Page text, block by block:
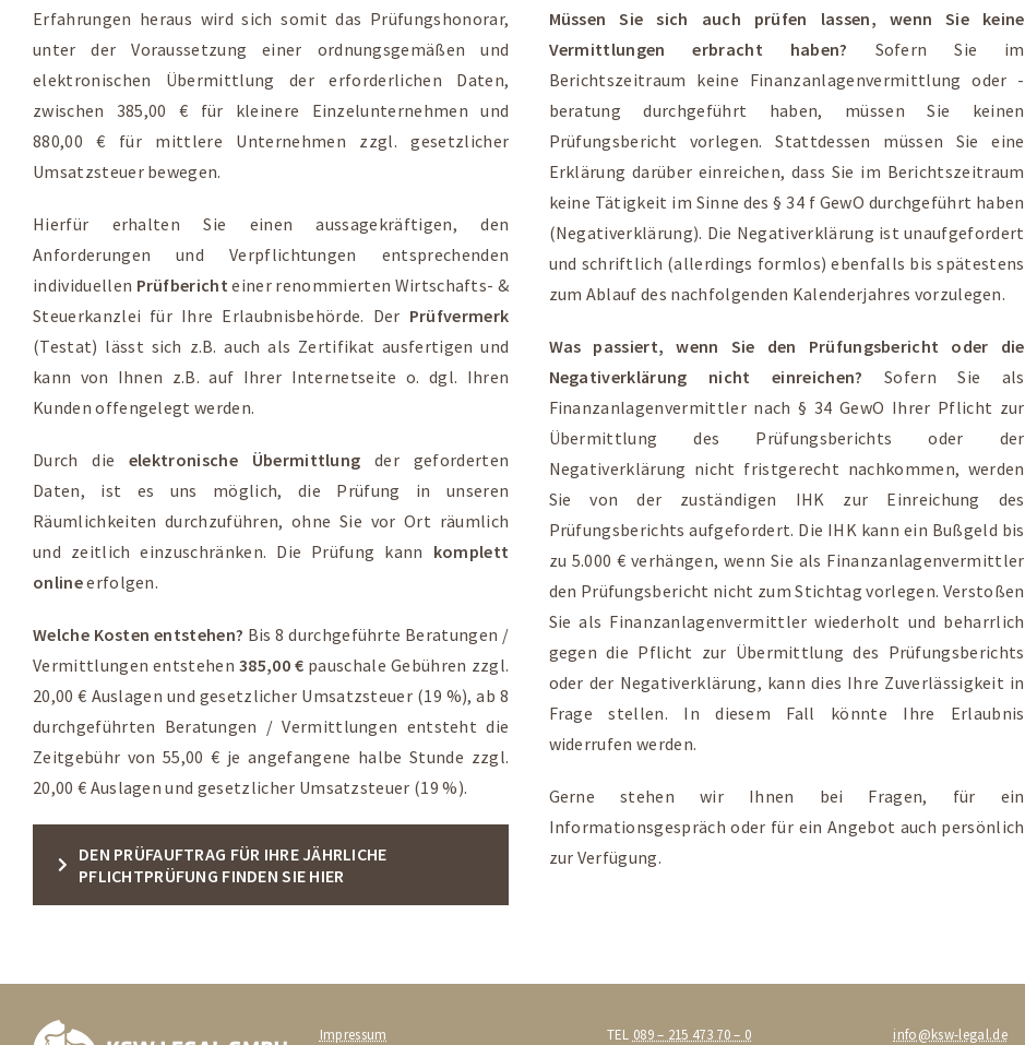
Erfahrungen heraus wird sich somit das Prüfungshonorar,
unter der Voraussetzung einer ordnungsgemäßen und
elektronischen Übermittlung der erforderlichen Daten,
zwischen 385,00 € für kleinere Einzelunternehmen und
880,00 € für mittlere Unternehmen zzgl. gesetzlicher
Umsatzsteuer bewegen.
Hierfür erhalten Sie einen aussagekräftigen, den
Anforderungen und Verpflichtungen entsprechenden
individuellen Prüfbericht einer renommierten Wirtschafts- &
Steuerkanzlei für Ihre Erlaubnisbehörde. Der Prüfvermerk
(Testat) lässt sich z.B. auch als Zertifikat ausfertigen und
kann von Ihnen z.B. auf Ihrer Internetseite o. dgl. Ihren
Kunden offengelegt werden.
Durch die elektronische Übermittlung der geforderten
Daten, ist es uns möglich, die Prüfung in unseren
Räumlichkeiten durchzuführen, ohne Sie vor Ort räumlich
und zeitlich einzuschränken. Die Prüfung kann komplett
onlineerfolgen.
Welche Kosten entstehen? Bis 8 durchgeführte Beratungen /
Vermittlungen entstehen 385,00 € pauschale Gebühren zzgl.
20,00 € Auslagen und gesetzlicher Umsatzsteuer (19 %), ab 8
durchgeführten Beratungen / Vermittlungen entsteht die
Zeitgebühr von 55,00 € je angefangene halbe Stunde zzgl.
20,00 € Auslagen und gesetzlicher Umsatzsteuer (19 %).
DEN PRÜFAUFTRAG FÜR IHRE JÄHRLICHE
PFLICHTPRÜFUNG FINDEN SIE HIER
Müssen Sie sich auch prüfen lassen, wenn Sie keine
Vermittlungen erbracht haben? Sofern Sie im
Berichtszeitraum keine Finanzanlagenvermittlung oder -
beratung durchgeführt haben, müssen Sie keinen
Prüfungsbericht vorlegen. Stattdessen müssen Sie eine
Erklärung darüber einreichen, dass Sie im Berichtszeitraum
keine Tätigkeit im Sinne des § 34 f GewO durchgeführt haben
(Negativerklärung). Die Negativerklärung ist unaufgefordert
und schriftlich (allerdings formlos) ebenfalls bis spätestens
zum Ablauf des nachfolgenden Kalenderjahres vorzulegen.
Was passiert, wenn Sie den Prüfungsbericht oder die
Negativerklärung nicht einreichen? Sofern Sie als
Finanzanlagenvermittler nach § 34 GewO Ihrer Pflicht zur
Übermittlung des Prüfungsberichts oder der
Negativerklärung nicht fristgerecht nachkommen, werden
Sie von der zuständigen IHK zur Einreichung des
Prüfungsberichts aufgefordert. Die IHK kann ein Bußgeld bis
zu 5.000 € verhängen, wenn Sie als Finanzanlagenvermittler
den Prüfungsbericht nicht zum Stichtag vorlegen. Verstoßen
Sie als Finanzanlagenvermittler wiederholt und beharrlich
gegen die Pflicht zur Übermittlung des Prüfungsberichts
oder der Negativerklärung, kann dies Ihre Zuverlässigkeit in
Frage stellen. In diesem Fall könnte Ihre Erlaubnis
widerrufen werden.
Gerne stehen wir Ihnen bei Fragen, für ein
Informationsgespräch oder für ein Angebot auch persönlich
zur Verfügung.
Impressum TEL 089 – 215 473 70 – 0 info@ksw-legal.de